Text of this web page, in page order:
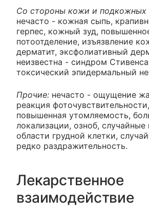
Со стороны кожи и подкожных
нечасто - кожная сыпь,
герпес, кожный зуд,
потоотделение, изъязвление
дерматит, эксфолиативный
неизвестна - синдром
токсический эпидермальный
Прочие: нечасто - ощущение
реакция
повышенная утомляемость,
локализации, озноб, случайные
области грудной клетки,
редко раздражительность.
Лекарственное
взаимодействие